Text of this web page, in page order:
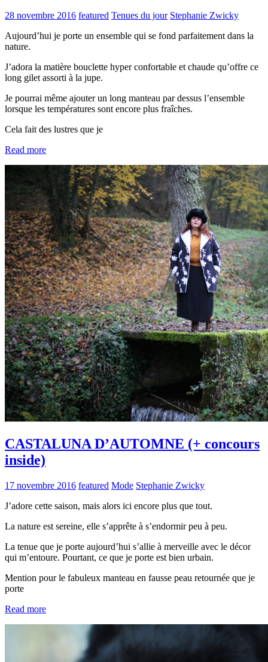
28 novembre 2016 featured Tenues du jour Stephanie Zwicky
Aujourd’hui je porte un ensemble qui se fond parfaitement dans la
nature.
J’adora la matière bouclette hyper confortable et chaude qu’offre ce
long gilet assorti à la jupe.
Je pourrai même ajouter un long manteau par dessus l’ensemble
lorsque les températures sont encore plus fraîches.
Cela fait des lustres que je
Read more
CASTALUNA D’AUTOMNE (+ concours
inside)
17 novembre 2016 featured Mode Stephanie Zwicky
J’adore cette saison, mais alors ici encore plus que tout.
La nature est sereine, elle s’apprête à s’endormir peu à peu.
La tenue que je porte aujourd’hui s’allie à merveille avec le décor
qui m’entoure. Pourtant, ce que je porte est bien urbain.
Mention pour le fabuleux manteau en fausse peau retournée que je
porte
Read more